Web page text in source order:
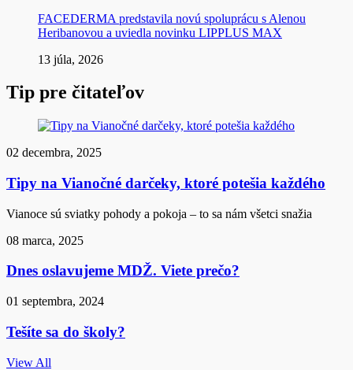
FACEDERMA predstavila novú spoluprácu s Alenou
Heribanovou a uviedla novinku LIPPLUS MAX
13 júla, 2026
Tip pre čitateľov
02 decembra, 2025
Tipy na Vianočné darčeky, ktoré potešia každého
Vianoce sú sviatky pohody a pokoja – to sa nám všetci snažia
08 marca, 2025
Dnes oslavujeme MDŽ. Viete prečo?
01 septembra, 2024
Tešíte sa do školy?
View All